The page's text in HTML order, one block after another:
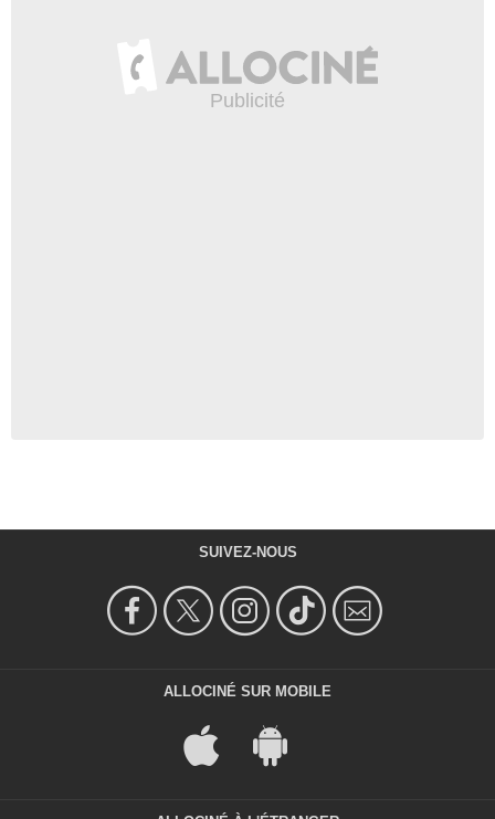
SUIVEZ-NOUS
ALLOCINÉ SUR MOBILE